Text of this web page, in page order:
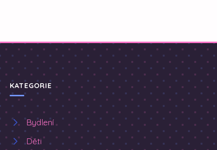
KATEGORIE
Bydlení
Děti